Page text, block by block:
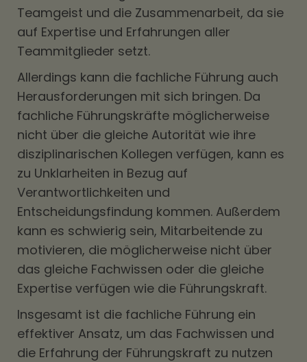
Teamgeist und die Zusammenarbeit, da sie
auf Expertise und Erfahrungen aller
Teammitglieder setzt.
Allerdings kann die fachliche Führung auch
Herausforderungen mit sich bringen. Da
fachliche Führungskräfte möglicherweise
nicht über die gleiche Autorität wie ihre
disziplinarischen Kollegen verfügen, kann es
zu Unklarheiten in Bezug auf
Verantwortlichkeiten und
Entscheidungsfindung kommen. Außerdem
kann es schwierig sein, Mitarbeitende zu
motivieren, die möglicherweise nicht über
das gleiche Fachwissen oder die gleiche
Expertise verfügen wie die Führungskraft.
Insgesamt ist die fachliche Führung ein
effektiver Ansatz, um das Fachwissen und
die Erfahrung der Führungskraft zu nutzen